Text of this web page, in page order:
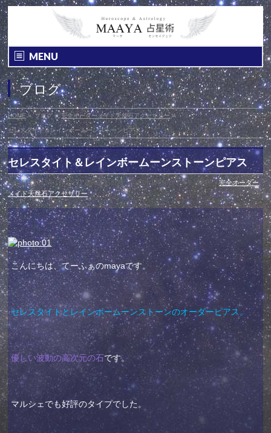
MENU
ブログ
HOME» ブログ » 完全オーダーメイド天然石アクセサリー»
セレスタイト＆レインボームーンストーンピアス
セレスタイト＆レインボームーンストーンピアス
投稿日 : 2013年1月30日 最終更新日時 : 2013年1月30日 カテゴリー :完全オーダー
メイド天然石アクセサリー
こんにちは、てーふぁのmayaです。
セレスタイトとレインボームーンストーンのオーダーピアス。
優しい波動の高次元の石です。
マルシェでも好評のタイプでした。